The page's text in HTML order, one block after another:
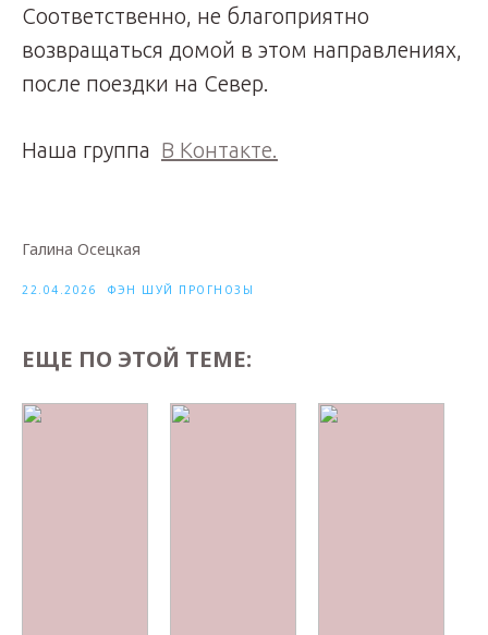
Соответственно, не благоприятно
возвращаться домой в этом направлениях,
после поездки на Север.
Наша группа В Контакте.
Галина Осецкая
22.04.2026 ФЭН ШУЙ ПРОГНОЗЫ
ЕЩЕ ПО ЭТОЙ ТЕМЕ: